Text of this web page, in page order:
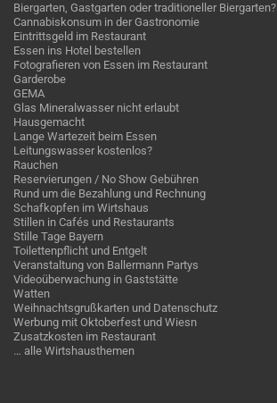
Biergarten, Gastgarten oder traditioneller Biergarten?
Cannabiskonsum in der Gastronomie
Eintrittsgeld im Restaurant
Essen ins Hotel bestellen
Fotografieren von Essen im Restaurant
Garderobe
GEMA
Glas Mineralwasser nicht erlaubt
Hausgemacht
Lange Wartezeit beim Essen
Leitungswasser kostenlos?
Rauchen
Reservierungen / No Show Gebühren
Rund um die Bezahlung und Rechnung
Schafkopfen im Wirtshaus
Stillen in Cafés und Restaurants
Stille Tage Bayern
Toilettenpflicht und Entgelt
Veranstaltung von Ballermann Partys
Videoüberwachung in Gaststätte
Watten
Weihnachtsgrußkarten und Datenschutz
Werbung mit Oktoberfest und Wiesn
Zusatzkosten im Restaurant
… alle Wirtshausthemen